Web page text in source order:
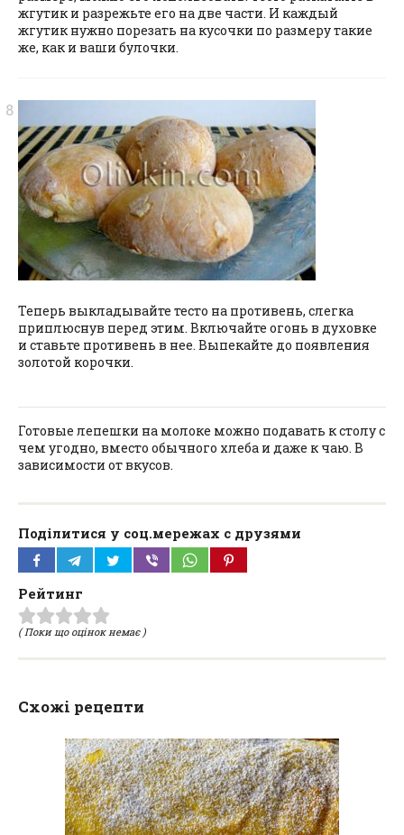
жгутик и разрежьте его на две части. И каждый
жгутик нужно порезать на кусочки по размеру такие
же, как и ваши булочки.
Теперь выкладывайте тесто на противень, слегка
приплюснув перед этим. Включайте огонь в духовке
и ставьте противень в нее. Выпекайте до появления
золотой корочки.
Готовые лепешки на молоке можно подавать к столу с
чем угодно, вместо обычного хлеба и даже к чаю. В
зависимости от вкусов.
Поділитися у соц.мережах с друзями
Рейтинг
( Поки що оцінок немає )
Схожі рецепти